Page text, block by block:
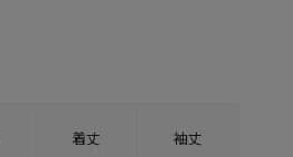
着丈 袖丈